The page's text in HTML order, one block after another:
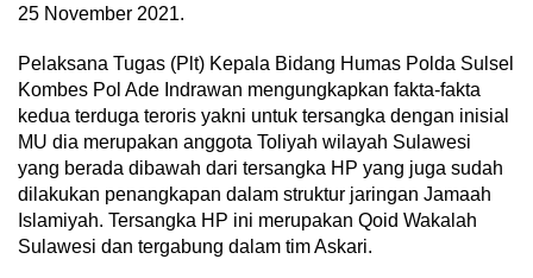
25 November 2021.
Pelaksana Tugas (Plt) Kepala Bidang Humas Polda Sulsel
Kombes Pol Ade Indrawan mengungkapkan fakta-fakta
kedua terduga teroris yakni untuk tersangka dengan inisial
MU dia merupakan anggota Toliyah wilayah Sulawesi
yang berada dibawah dari tersangka HP yang juga sudah
dilakukan penangkapan dalam struktur jaringan Jamaah
Islamiyah. Tersangka HP ini merupakan Qoid Wakalah
Sulawesi dan tergabung dalam tim Askari.